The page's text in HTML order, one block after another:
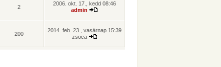
2
2006. okt. 17., kedd 08:46
admin
200
2014. feb. 23., vasárnap 15:39
zsoca